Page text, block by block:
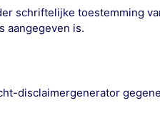
schriftelijke toestemming
aangegeven is.
disclaimergenerator